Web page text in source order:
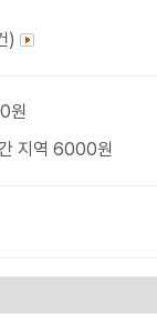
)
원
지역 6000원